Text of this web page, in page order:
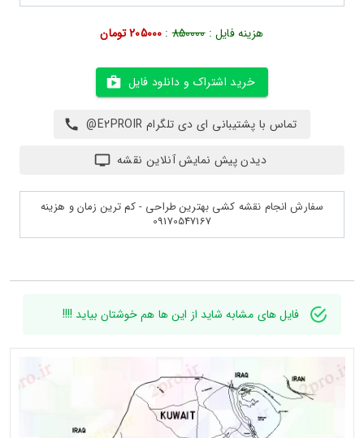
هزینه فایل :850000
: 205000 تومان
خرید اشتراک و دانلود فایل
تماس با پشتیبانی ای دی تلگرام E2PROIR@
دیدن پیش نمایش آنلاین نقشه
سفارش انجام نقشه کشی بهترین طراحی - کم ترین زمان و هزینه
09170547167
فایل های مشابه شاید از این ها هم خوشتان بیاید !!!!